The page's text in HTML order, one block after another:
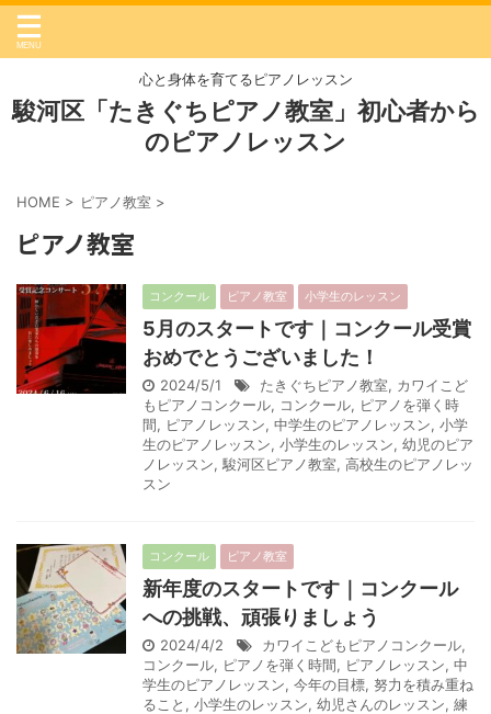
心と身体を育てるピアノレッスン
駿河区「たきぐちピアノ教室」初心者から
のピアノレッスン
HOME > ピアノ教室 >
ピアノ教室
コンクール ピアノ教室 小学生のレッスン
5月のスタートです｜コンクール受賞
おめでとうございました！
2024/5/1 たきぐちピアノ教室, カワイこど
もピアノコンクール, コンクール, ピアノを弾く時
間, ピアノレッスン, 中学生のピアノレッスン, 小学
生のピアノレッスン, 小学生のレッスン, 幼児のピア
ノレッスン, 駿河区ピアノ教室, 高校生のピアノレッ
スン
コンクール ピアノ教室
新年度のスタートです｜コンクール
への挑戦、頑張りましょう
2024/4/2 カワイこどもピアノコンクール,
コンクール, ピアノを弾く時間, ピアノレッスン, 中
学生のピアノレッスン, 今年の目標, 努力を積み重ね
ること , 小学生のレッスン, 幼児さんのレッスン, 練